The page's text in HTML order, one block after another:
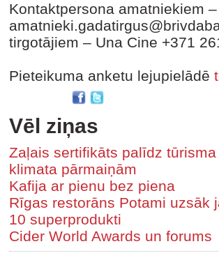
Kontaktpersona amatniekiem
tirgotājiem – Una Cine +371
Pieteikuma anketu lejupielādē
Vēl ziņas
Zaļais sertifikāts palīdz
klimata pārmaiņām
Kafija ar pienu bez piena
Rīgas restorāns Potami uzsāk
10 superprodukti
Cider World Awards un forums